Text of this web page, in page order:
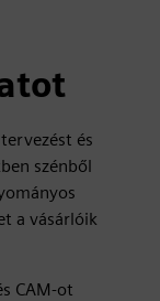
és
szénből
a vásárlóik
CAM-ot